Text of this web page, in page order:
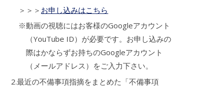
＞＞＞ お申し込みはこちら
※動画の視聴にはお客様のGoogleアカウント
（YouTube ID）が必要です。お申し込みの
際はかならずお持ちのGoogleアカウント
（メールアドレス）をご入力下さい。
2.最近の不備事項指摘をまとめた「不備事項